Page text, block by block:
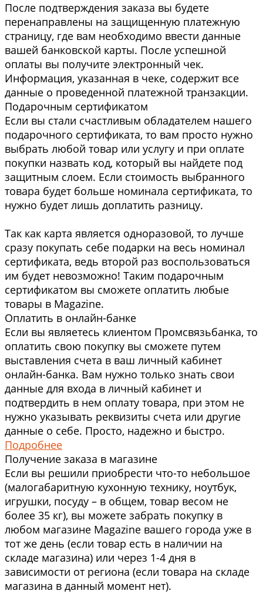
После подтверждения заказа вы будете
перенаправлены на защищенную платежную
страницу, где вам необходимо ввести данные
вашей банковской карты. После успешной
оплаты вы получите электронный чек.
Информация, указанная в чеке, содержит все
данные о проведенной платежной транзакции.
Подарочным сертификатом
Если вы стали счастливым обладателем нашего
подарочного сертификата, то вам просто нужно
выбрать любой товар или услугу и при оплате
покупки назвать код, который вы найдете под
защитным слоем. Если стоимость выбранного
товара будет больше номинала сертификата, то
нужно будет лишь доплатить разницу.
Так как карта является одноразовой, то лучше
сразу покупать себе подарки на весь номинал
сертификата, ведь второй раз воспользоваться
им будет невозможно! Таким подарочным
сертификатом вы сможете оплатить любые
товары в Magazine.
Оплатить в онлайн-банке
Если вы являетесь клиентом Промсвязьбанка, то
оплатить свою покупку вы сможете путем
выставления счета в ваш личный кабинет
онлайн-банка. Вам нужно только знать свои
данные для входа в личный кабинет и
подтвердить в нем оплату товара, при этом не
нужно указывать реквизиты счета или другие
данные о себе. Просто, надежно и быстро.
Подробнее
Получение заказа в магазине
Если вы решили приобрести что-то небольшое
(малогабаритную кухонную технику, ноутбук,
игрушки, посуду – в общем, товар весом не
более 35 кг), вы можете забрать покупку в
любом магазине Magazine вашего города уже в
тот же день (если товар есть в наличии на
складе магазина) или через 1-4 дня в
зависимости от региона (если товара на складе
магазина в данный момент нет).